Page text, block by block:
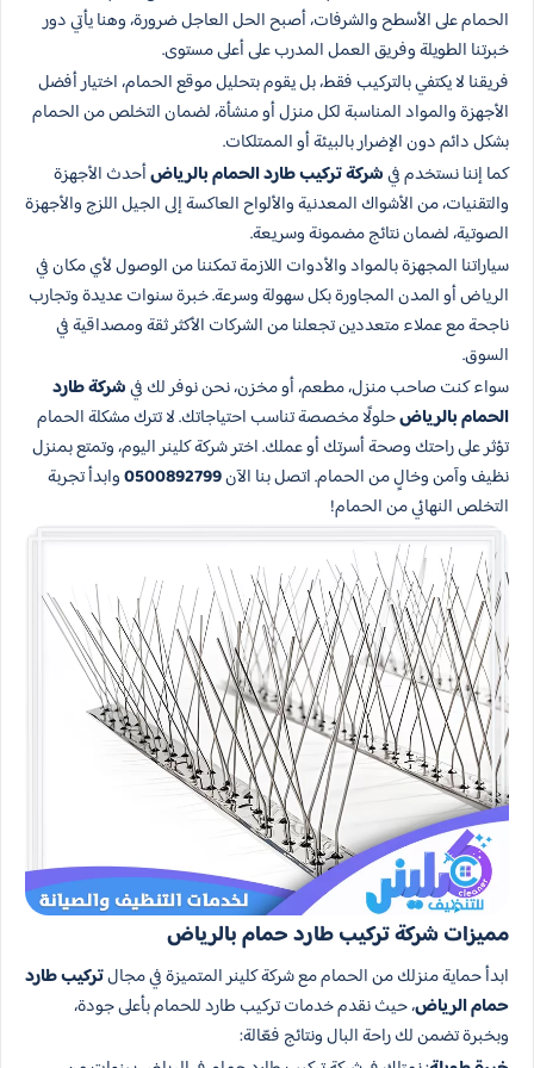
الحمام على الأسطح والشرفات، أصبح الحل العاجل ضرورة، وهنا يأتي دور
خبرتنا الطويلة وفريق العمل المدرب على أعلى مستوى.
فريقنا لا يكتفي بالتركيب فقط، بل يقوم بتحليل موقع الحمام، اختيار أفضل
الأجهزة والمواد المناسبة لكل منزل أو منشأة، لضمان التخلص من الحمام
بشكل دائم دون الإضرار بالبيئة أو الممتلكات.
كما إننا نستخدم فيشركة تركيب طارد الحمام بالرياضأحدث الأجهزة
والتقنيات، من الأشواك المعدنية والألواح العاكسة إلى الجيل اللزج والأجهزة
الصوتية، لضمان نتائج مضمونة وسريعة.
سياراتنا المجهزة بالمواد والأدوات اللازمة تمكننا من الوصول لأي مكان في
الرياض أو المدن المجاورة بكل سهولة وسرعة. خبرة سنوات عديدة وتجارب
ناجحة مع عملاء متعددين تجعلنا من الشركات الأكثر ثقة ومصداقية في
السوق.
سواء كنت صاحب منزل، مطعم، أو مخزن، نحن نوفر لك فيشركة طارد
الحمام​ بالرياضحلولًا مخصصة تناسب احتياجاتك. لا تترك مشكلة الحمام
تؤثر على راحتك وصحة أسرتك أو عملك. اختر شركة كلينر اليوم، وتمتع بمنزل
نظيف وآمن وخالٍ من الحمام. اتصل بنا الآن0500892799وابدأ تجربة
التخلص النهائي من الحمام!
مميزات شركة تركيب طارد حمام بالرياض
ابدأ حماية منزلك من الحمام مع شركة كلينر المتميزة في مجالتركيب طارد
حمام​ الرياض، حيث نقدم خدمات تركيب طارد للحمام بأعلى جودة،
وبخبرة تضمن لك راحة البال ونتائج فعّالة: